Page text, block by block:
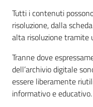
Tutti i contenuti
risoluzione, dalla
alta risoluzione tramite
Tranne dove
dell’archivio digitale
essere liberamente
informativo e educativo.